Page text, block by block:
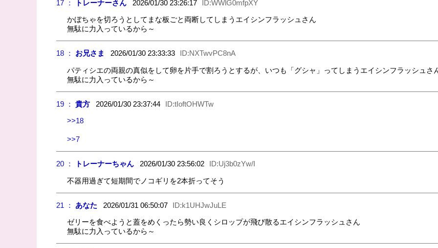
17 ： トレーナーさん2026/01/30 23:26:17 ID:WWlG0mfpXY
かぼちゃを切ろうとしてまな板ごと両断してしまうエイシンフラッシュさん
無駄に力入っているから～
18 ： お兄さま 2026/01/30 23:33:33 ID:NXTwvPC8nA
パティシエの両親の真似をして卵を片手で割ろうとするが、いつも「グシャ」ってしまうエイシンフラッシュさ
無駄に力入っているから～
19 ： 貴方2026/01/30 23:37:44 ID:tIoftOHWTw
>>18
>>7
20 ： トレーナーちゃん2026/01/30 23:56:02 ID:Uj3b0zYw/I
不器用過ぎて短期間でノコギリを2本折ってそう
21 ： あなた 2026/01/31 06:50:07 ID:k1UHJwJuLE
ゼリーを食べようと蓋をめくったら勢い良くシロップが飛び散るエイシンフラッシュさん
無駄に力入っているから～